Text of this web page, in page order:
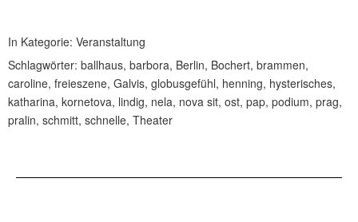
In Kategorie: Veranstaltung
Schlagwörter: ballhaus, barbora, Berlin, Bochert, brammen,
caroline, freieszene, Galvis, globusgefühl, henning, hysterisches,
katharina, kornetova, lindig, nela, nova sit, ost, pap, podium, prag,
pralin, schmitt, schnelle, Theater